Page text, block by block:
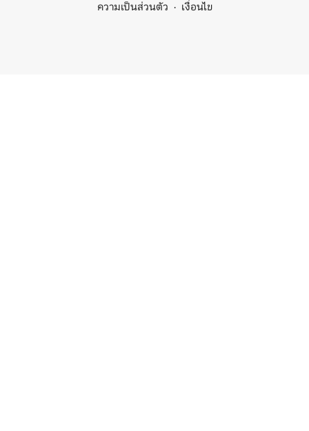
ความเป็นส่วนตัว
เงื่อนไข